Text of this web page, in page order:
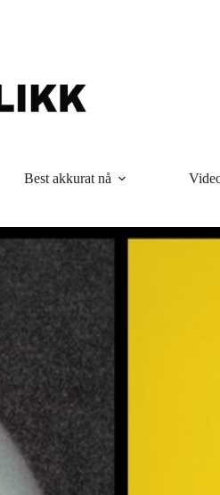
Best akkurat nå